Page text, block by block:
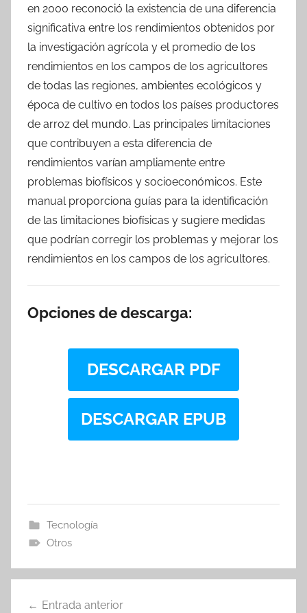
en 2000 reconoció la existencia de una diferencia
significativa entre los rendimientos obtenidos por
la investigación agrícola y el promedio de los
rendimientos en los campos de los agricultores
de todas las regiones, ambientes ecológicos y
época de cultivo en todos los países productores
de arroz del mundo. Las principales limitaciones
que contribuyen a esta diferencia de
rendimientos varían ampliamente entre
problemas biofísicos y socioeconómicos. Este
manual proporciona guías para la identificación
de las limitaciones biofísicas y sugiere medidas
que podrían corregir los problemas y mejorar los
rendimientos en los campos de los agricultores.
Opciones de descarga:
DESCARGAR PDF
DESCARGAR EPUB
Tecnología
Otros
Entrada anterior